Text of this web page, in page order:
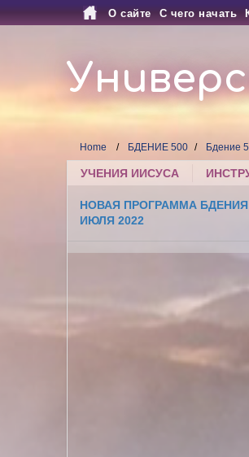
О сайте С чего начать
Home БДЕНИЕ 500 Бдение
УЧЕНИЯ ИИСУСА
НОВАЯ ПРОГРАММА
ИЮЛЯ 2022